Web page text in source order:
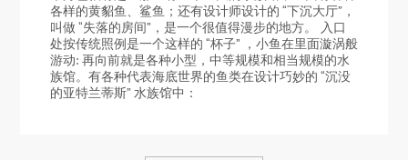
各样的黄貂鱼、鲨鱼；还有设计师设计的 “下沉大厅”，
叫做 “失落的房间”，是一个很值得漫步的地方。 入口
处按传统照例是一个这样的 “杯子” ，小鱼在里面漩涡般
游动: 再向前就是各种小型，中等规模和相当规模的水
族馆。有各种代表海底世界的鱼类在设计巧妙的 “沉没
的亚特兰蒂斯” 水族馆中：